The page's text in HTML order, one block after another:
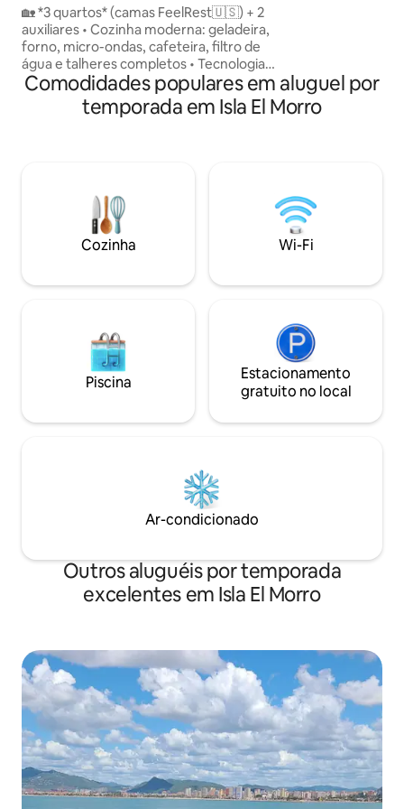
Unidade de luxo
🏡 *3 quartos* (camas FeelRest🇺🇸) + 2
auxiliares • Cozinha moderna: geladeira,
forno, micro-ondas, cafeteira, filtro de
água e talheres completos • Tecnologia
total - Gerador elétrico de 110V ⚡ -
Sistema de água inteligente (backup
próprio) 💧 - Máquina de lavar/secar •
privilegiada: piscina 🏊♂️+ cais no Parque
Nacional ⛵ • Apartamentos de
porcelana • Experiência **5 estrelas
seu conforto em
tanque de água
Comodidades populares em aluguel por
temporada em Isla El Morro
Cozinha Wi-Fi
Piscina
Estacionamento
gratuito no local
Ar-condicionado
Outros aluguéis por temporada
excelentes em Isla El Morro